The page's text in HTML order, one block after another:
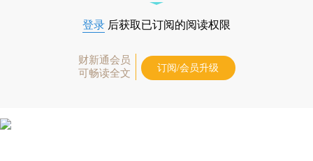
登录 后获取已订阅的阅读权限
财新通会员
可畅读全文
订阅/会员升级